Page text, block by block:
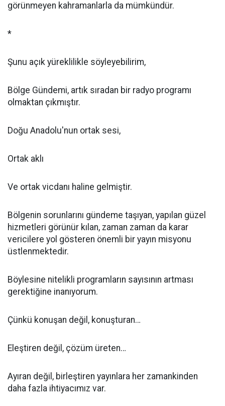
görünmeyen kahramanlarla da mümkündür.
*
Şunu açık yüreklilikle söyleyebilirim,
Bölge Gündemi, artık sıradan bir radyo programı
olmaktan çıkmıştır.
Doğu Anadolu'nun ortak sesi,
Ortak aklı
Ve ortak vicdanı haline gelmiştir.
Bölgenin sorunlarını gündeme taşıyan, yapılan güzel
hizmetleri görünür kılan, zaman zaman da karar
vericilere yol gösteren önemli bir yayın misyonu
üstlenmektedir.
Böylesine nitelikli programların sayısının artması
gerektiğine inanıyorum.
Çünkü konuşan değil, konuşturan…
Eleştiren değil, çözüm üreten…
Ayıran değil, birleştiren yayınlara her zamankinden
daha fazla ihtiyacımız var.